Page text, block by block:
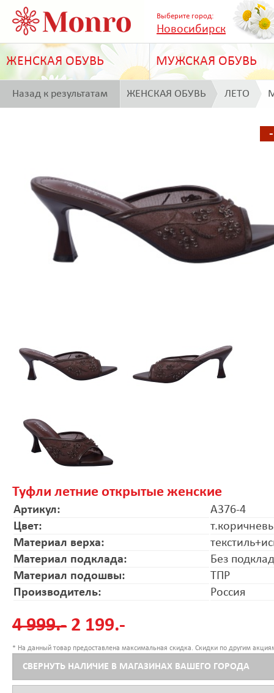
Выберите город:
Новосибирск
ЖЕНСКАЯ ОБУВЬ МУЖСКАЯ ОБУВЬ
Назад к результатам ЖЕНСКАЯ ОБУВЬ ЛЕТО
Туфли летние открытые женские
Артикул:
A376-4
Цвет:
Материал верха:
Материал подклада:
Без
Материал подошвы:
ТПР
Производитель:
Россия
4 999.- 2 199.-
* На данный товар предоставлена максимальная скидка. Скидки по другим
СВЕРНУТЬ НАЛИЧИЕ В МАГАЗИНАХ ВАШЕГО ГОРОДА